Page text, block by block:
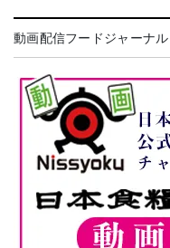
動画配信フードジャーナル